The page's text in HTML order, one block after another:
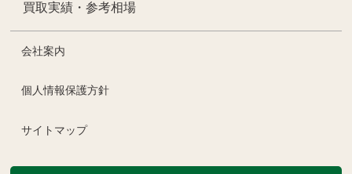
買取実績・参考相場
会社案内
個人情報保護方針
サイトマップ